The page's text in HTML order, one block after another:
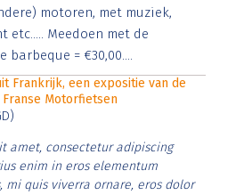
et justo cursus id rutrum lorem
vitae risus tristique posuere.
motoren, met muziek,
etc..... Meedoen met de
barbeque = €30,00....
Frankrijk, een expositie van de
Franse Motorfietsen
amet, consectetur adipiscing
enim in eros elementum
mi quis viverra ornare, eros dolor